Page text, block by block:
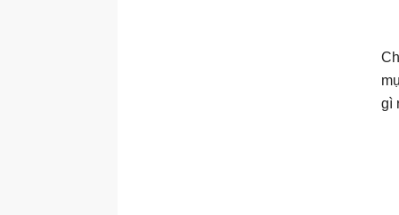
gì